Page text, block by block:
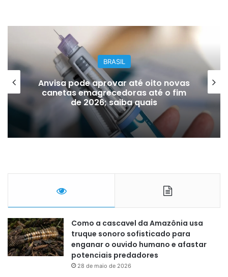
BRASIL
Anvisa pode aprovar até oito novas
canetas emagrecedoras até o fim
de 2026; saiba quais
Como a cascavel da Amazônia usa
truque sonoro sofisticado para
enganar o ouvido humano e afastar
potenciais predadores
28 de maio de 2026